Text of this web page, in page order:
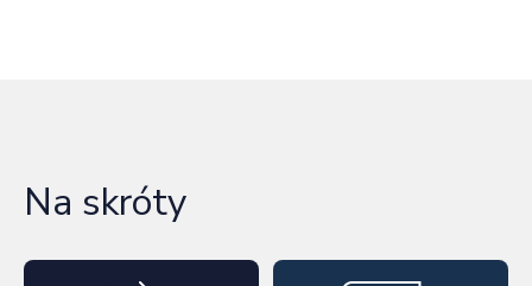
Na skróty